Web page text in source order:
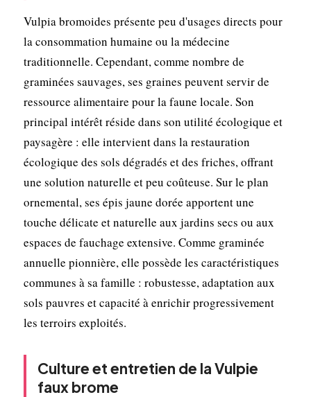
Vulpia bromoides présente peu d'usages directs pour
la consommation humaine ou la médecine
traditionnelle. Cependant, comme nombre de
graminées sauvages, ses graines peuvent servir de
ressource alimentaire pour la faune locale. Son
principal intérêt réside dans son utilité écologique et
paysagère : elle intervient dans la restauration
écologique des sols dégradés et des friches, offrant
une solution naturelle et peu coûteuse. Sur le plan
ornemental, ses épis jaune dorée apportent une
touche délicate et naturelle aux jardins secs ou aux
espaces de fauchage extensive. Comme graminée
annuelle pionnière, elle possède les caractéristiques
communes à sa famille : robustesse, adaptation aux
sols pauvres et capacité à enrichir progressivement
les terroirs exploités.
Culture et entretien de la Vulpie
faux brome